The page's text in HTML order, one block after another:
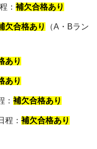
： 補欠合格あり
欠合格あり
（A・Bラン
あり
あり
： 補欠合格あり
程： 補欠合格あり